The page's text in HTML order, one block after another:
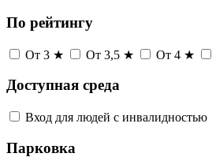
По рейтингу
От 3 ★ От 3,5 ★ От 4 ★
Доступная среда
Вход для людей с инвалидностью
Парковка